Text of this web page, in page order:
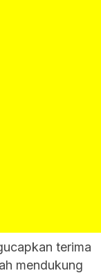
terima
mendukung